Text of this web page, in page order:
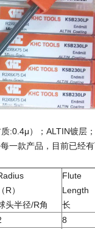
质:0.4μ）；ALTIN镀层
一款产品，目前已经
（R）
头半径/R角
Flute
长
8